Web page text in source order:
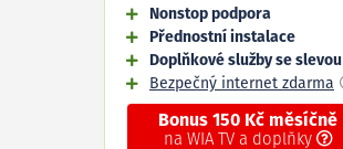
Nonstop podpora
Přednostní instalace
Doplňkové služby se slevou
Bezpečný internet zdarma
Bonus 150 Kč měsíčně
na WIA TV a doplňky